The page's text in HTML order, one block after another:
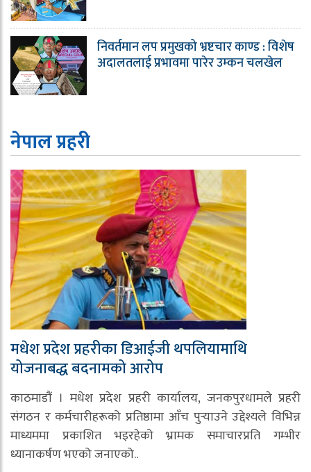
निवर्तमान लप प्रमुखको भ्रष्टचार काण्ड : विशेष
अदालतलाई प्रभावमा पारेर उम्कन चलखेल
नेपाल प्रहरी
मधेश प्रदेश प्रहरीका डिआईजी थपलियामाथि
योजनाबद्ध बदनामको आरोप
काठमाडौं । मधेश प्रदेश प्रहरी कार्यालय, जनकपुरधामले प्रहरी
संगठन र कर्मचारीहरूको प्रतिष्ठामा आँच पुर्‍याउने उद्देश्यले विभिन्न
माध्यममा प्रकाशित भइरहेको भ्रामक समाचारप्रति गम्भीर
ध्यानाकर्षण भएको जनाएको..